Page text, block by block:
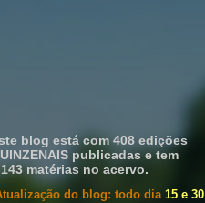
blog está com 408 edições
publicadas e tem
matérias no acervo.
do blog: todo dia 15 e 30